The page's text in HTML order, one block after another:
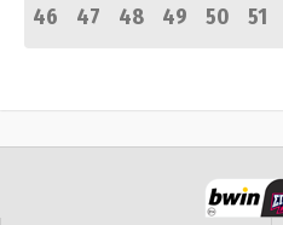
46
47 48 49 50 51